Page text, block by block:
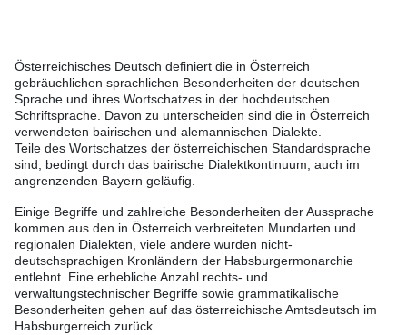
Österreichisches Deutsch definiert die in Österreich
gebräuchlichen sprachlichen Besonderheiten der deutschen
Sprache und ihres Wortschatzes in der hochdeutschen
Schriftsprache. Davon zu unterscheiden sind die in Österreich
verwendeten bairischen und alemannischen Dialekte.
Teile des Wortschatzes der österreichischen Standardsprache
sind, bedingt durch das bairische Dialektkontinuum, auch im
angrenzenden Bayern geläufig.
Einige Begriffe und zahlreiche Besonderheiten der Aussprache
kommen aus den in Österreich verbreiteten Mundarten und
regionalen Dialekten, viele andere wurden nicht-
deutschsprachigen Kronländern der Habsburgermonarchie
entlehnt. Eine erhebliche Anzahl rechts- und
verwaltungstechnischer Begriffe sowie grammatikalische
Besonderheiten gehen auf das österreichische Amtsdeutsch im
Habsburgerreich zurück.